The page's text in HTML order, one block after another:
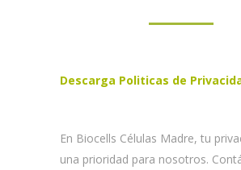
Descarga Politicas de
En Biocells Células Madre, tu
una prioridad para nosotros.